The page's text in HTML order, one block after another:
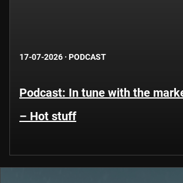
17-07-2026 · PODCAST
Podcast: In tune with the
– Hot stuff